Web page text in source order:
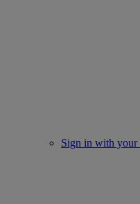
Sign in with your